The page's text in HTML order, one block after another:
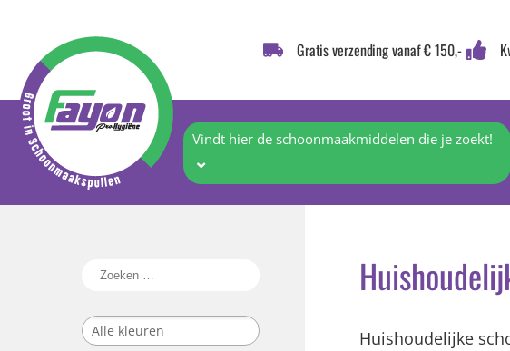
Gratis verzending vanaf € 150,-
Vindt hier de schoonmaakmiddelen die je zoekt!
Huishoudelijke